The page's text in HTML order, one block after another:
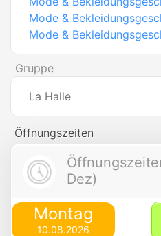
Mode &
Mode &
Gruppe
La Halle
Öffnungszeiten
Dez)
Montag
10.08.2026